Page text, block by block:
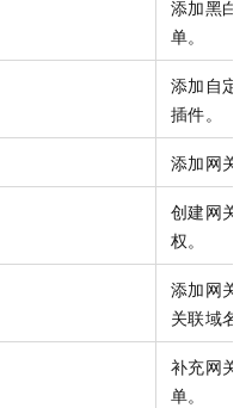
添加黑白
单。
添加自定
插件。
添加网关
创建网关
权。
添加网关
关联域名
补充网关
单。